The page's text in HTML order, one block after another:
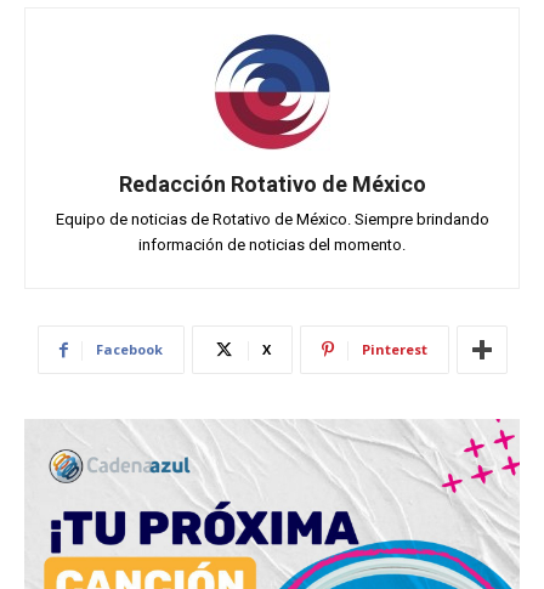
Redacción Rotativo de México
Equipo de noticias de Rotativo de México. Siempre brindando
información de noticias del momento.
Facebook X Pinterest